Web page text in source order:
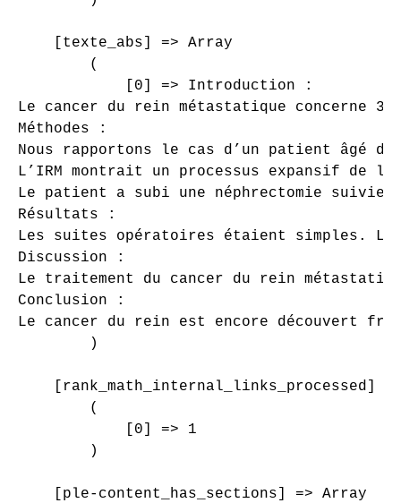
    [texte_abs] => Array
        (
            [0] => Introduction :
Le cancer du rein métastatique concerne
Méthodes :
Nous rapportons le cas d’un patient âgé
L’IRM montrait un processus expansif de
Le patient a subi une néphrectomie suivie
Résultats :
Les suites opératoires étaient simples.
Discussion :
Le traitement du cancer du rein
Conclusion :
Le cancer du rein est encore découvert
        )
[rank_math_internal_links_processed]
        (
            [0] => 1
        )
    [ple-content_has_sections] => Array